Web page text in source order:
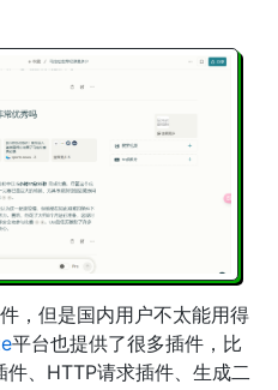
，但是国内用户不太能用得
平台也提供了很多插件，比
件、HTTP请求插件、生成二